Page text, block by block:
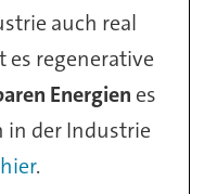
auch real
es regenerative
Energien es
in der Industrie
.